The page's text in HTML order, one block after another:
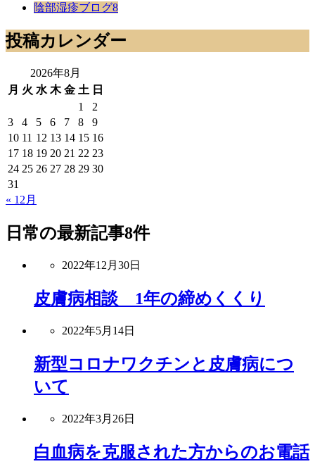
陰部湿疹ブログ8
投稿カレンダー
2026年8月
月 火 水 木 金 土 日
1
2
3
4 5 6 7 8
9
10 11 12 13 14 15 16
17 18 19 20 21 22 23
24 25 26 27 28 29 30
31
« 12月
日常の最新記事8件
2022年12月30日
皮膚病相談 1年の締めくくり
2022年5月14日
新型コロナワクチンと皮膚病につ
いて
2022年3月26日
白血病を克服された方からのお電話